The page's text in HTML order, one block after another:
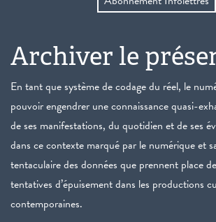
Archiver le
En tant que système de codage du réel, le
pouvoir engendrer une connaissance quasi-
de ses manifestations, du quotidien et de ses
dans ce contexte marqué par le numérique et
tentaculaire des données que prennent place
tentatives d’épuisement dans les productions
contemporaines.